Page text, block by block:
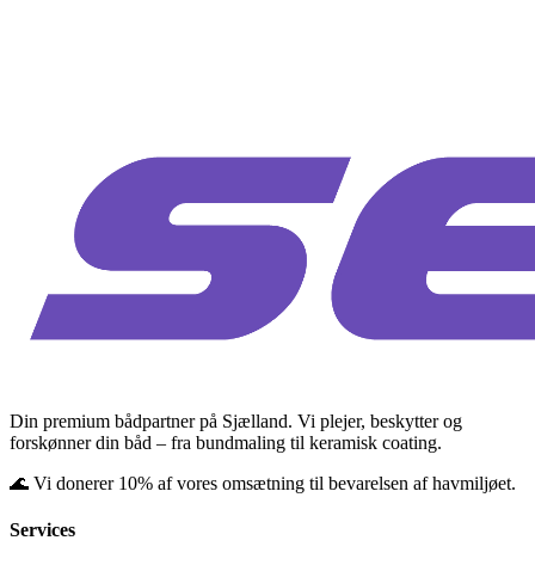
Din premium bådpartner på Sjælland. Vi plejer, beskytter og
forskønner din båd – fra bundmaling til keramisk coating.
🌊 Vi donerer 10% af vores omsætning til bevarelsen af havmiljøet.
Services